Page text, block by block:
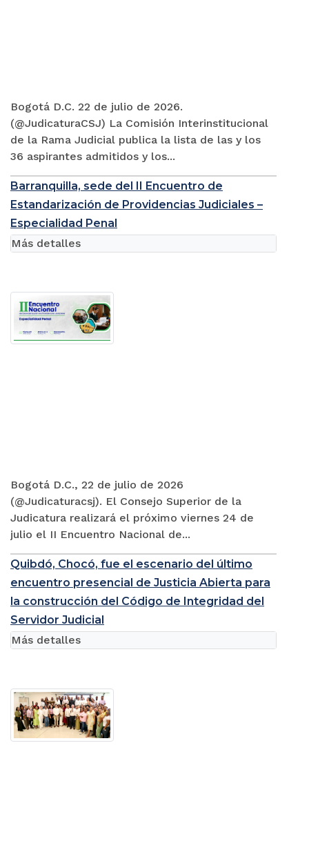
Bogotá D.C. 22 de julio de 2026.
(@JudicaturaCSJ) La Comisión Interinstitucional
de la Rama Judicial publica la lista de las y los
36 aspirantes admitidos y los...
Barranquilla, sede del II Encuentro de
Estandarización de Providencias Judiciales –
Especialidad Penal
Bogotá D.C., 22 de julio de 2026
(@Judicaturacsj). El Consejo Superior de la
Judicatura realizará el próximo viernes 24 de
julio el II Encuentro Nacional de...
Más detalles
Quibdó, Chocó, fue el escenario del último
encuentro presencial de Justicia Abierta para
la construcción del Código de Integridad del
Servidor Judicial
Más detalles